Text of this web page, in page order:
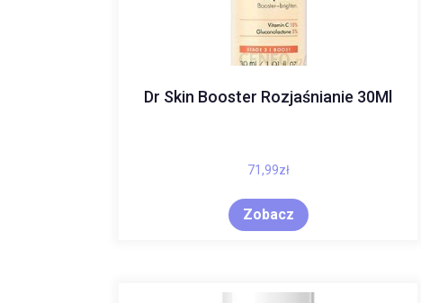
Dr Skin Booster Rozjaśnianie 30Ml
71,99zł
Zobacz